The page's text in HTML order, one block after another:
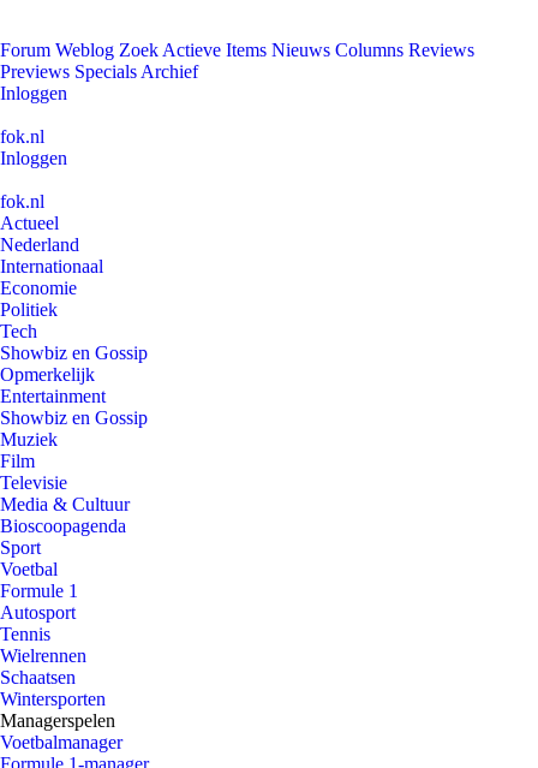
Forum Weblog Zoek Actieve Items Nieuws Columns Reviews
Previews Specials Archief
Inloggen
fok.nl
Inloggen
fok.nl
Actueel
Nederland
Internationaal
Economie
Politiek
Tech
Showbiz en Gossip
Opmerkelijk
Entertainment
Showbiz en Gossip
Muziek
Film
Televisie
Media & Cultuur
Bioscoopagenda
Sport
Voetbal
Formule 1
Autosport
Tennis
Wielrennen
Schaatsen
Wintersporten
Managerspelen
Voetbalmanager
Formule 1-manager